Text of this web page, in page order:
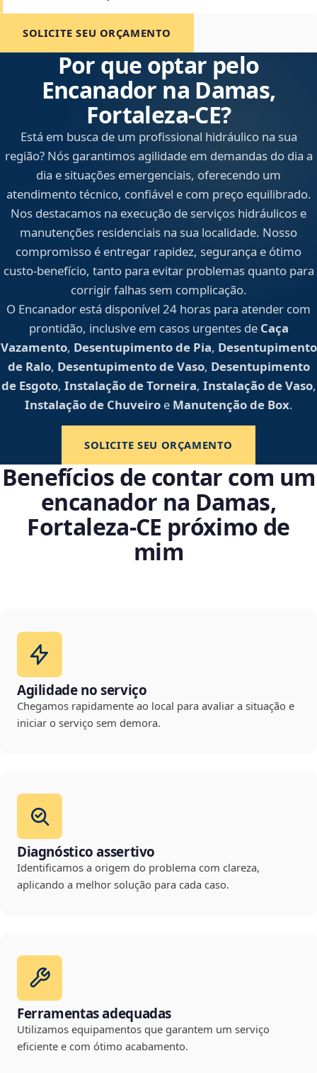
SOLICITE SEU ORÇAMENTO
Por que optar pelo
Encanador na Damas,
Fortaleza‑CE?
Está em busca de um profissional hidráulico na sua
região? Nós garantimos agilidade em demandas do dia a
dia e situações emergenciais, oferecendo um
atendimento técnico, confiável e com preço equilibrado.
Nos destacamos na execução de serviços hidráulicos e
manutenções residenciais na sua localidade. Nosso
compromisso é entregar rapidez, segurança e ótimo
custo-benefício, tanto para evitar problemas quanto para
corrigir falhas sem complicação.
O Encanador está disponível 24 horas para atender com
prontidão, inclusive em casos urgentes de Caça
Vazamento, Desentupimento de Pia, Desentupimento
de Ralo, Desentupimento de Vaso, Desentupimento
de Esgoto, Instalação de Torneira, Instalação de Vaso,
Instalação de Chuveiroe Manutenção de Box.
SOLICITE SEU ORÇAMENTO
Benefícios de contar com um
encanador na Damas,
Fortaleza‑CE próximo de
mim
Agilidade no serviço
Chegamos rapidamente ao local para avaliar a situação e
iniciar o serviço sem demora.
Diagnóstico assertivo
Identificamos a origem do problema com clareza,
aplicando a melhor solução para cada caso.
Ferramentas adequadas
Utilizamos equipamentos que garantem um serviço
eficiente e com ótimo acabamento.